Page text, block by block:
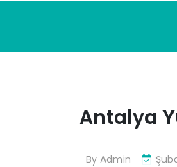
Antalya
By Admin